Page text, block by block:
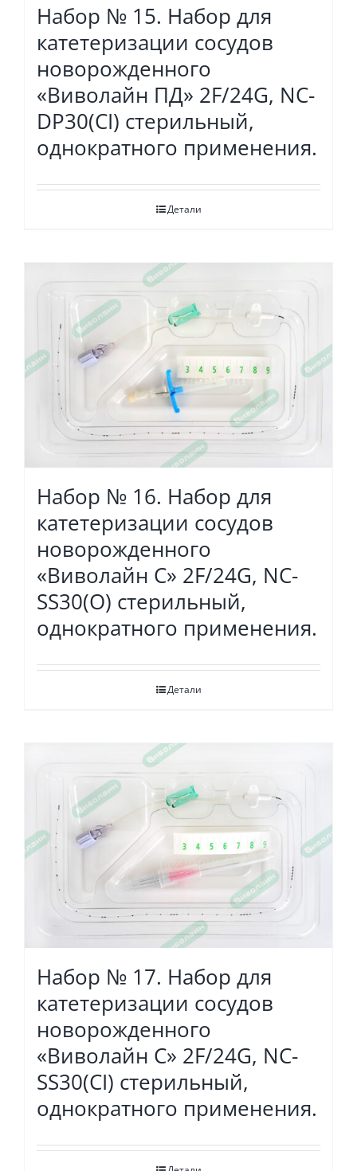
Набор № 15. Набор для
катетеризации сосудов
новорожденного
«Виволайн ПД» 2F/24G, NC-
DP30(CI) стерильный,
однократного применения.
Детали
Набор № 16. Набор для
катетеризации сосудов
новорожденного
«Виволайн С» 2F/24G, NC-
SS30(O) стерильный,
однократного применения.
Детали
Набор № 17. Набор для
катетеризации сосудов
новорожденного
«Виволайн С» 2F/24G, NC-
SS30(CI) стерильный,
однократного применения.